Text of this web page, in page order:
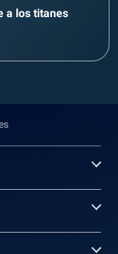
a los titanes